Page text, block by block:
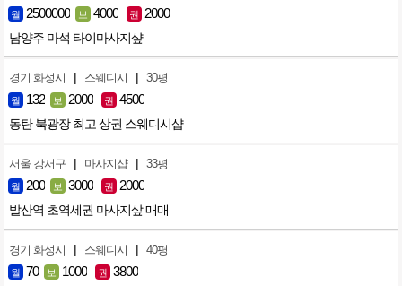
월 2500000 보 4000 권 2000
남양주 마석 타이마사지샾
경기 화성시 | 스웨디시 | 30평
월 132 보 2000 권 4500
동탄 북광장 최고 상권 스웨디시샵
서울 강서구 | 마사지샵 | 33평
월 200 보 3000 권 2000
발산역 초역세권 마사지샆 매매
경기 화성시 | 스웨디시 | 40평
월 70 보 1000 권 3800